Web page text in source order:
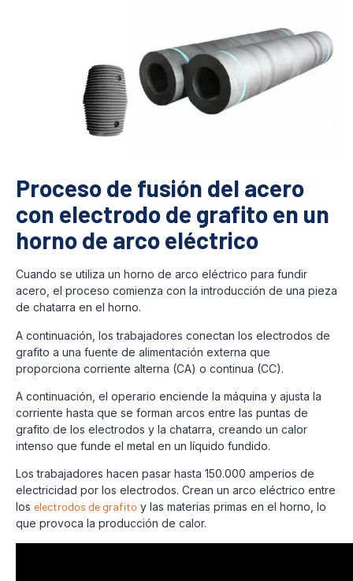
Proceso de fusión del acero
con electrodo de grafito en un
horno de arco eléctrico
Cuando se utiliza un horno de arco eléctrico para fundir
acero, el proceso comienza con la introducción de una pieza
de chatarra en el horno.
A continuación, los trabajadores conectan los electrodos de
grafito a una fuente de alimentación externa que
proporciona corriente alterna (CA) o continua (CC).
A continuación, el operario enciende la máquina y ajusta la
corriente hasta que se forman arcos entre las puntas de
grafito de los electrodos y la chatarra, creando un calor
intenso que funde el metal en un líquido fundido.
Los trabajadores hacen pasar hasta 150.000 amperios de
electricidad por los electrodos. Crean un arco eléctrico entre
los electrodos de grafito y las materias primas en el horno, lo
que provoca la producción de calor.